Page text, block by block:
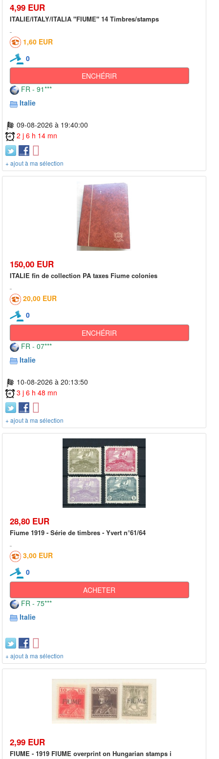
4,99 EUR
ITALIE/ITALY/ITALIA "FIUME" 14 Timbres/stamps
1,60 EUR
0
ENCHÉRIR
FR - 91***
Italie
09-08-2026 à 19:40:00
2 j 6 h 14 mn
+ ajout à ma sélection
150,00 EUR
ITALIE fin de collection PA taxes Fiume colonies
20,00 EUR
0
ENCHÉRIR
FR - 07***
Italie
10-08-2026 à 20:13:50
3 j 6 h 48 mn
+ ajout à ma sélection
28,80 EUR
Fiume 1919 - Série de timbres - Yvert n°61/64
3,00 EUR
0
ACHETER
FR - 75***
Italie
+ ajout à ma sélection
2,99 EUR
FIUME - 1919 FIUME overprint on Hungarian stamps i